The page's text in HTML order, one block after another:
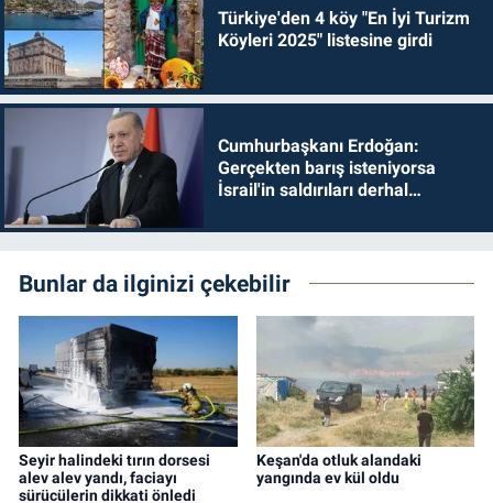
Türkiye'den 4 köy "En İyi Turizm
Köyleri 2025" listesine girdi
Cumhurbaşkanı Erdoğan:
Gerçekten barış isteniyorsa
İsrail'in saldırıları derhal
Bunlar da ilginizi çekebilir
Seyir halindeki tırın dorsesi
alev alev yandı, faciayı
sürücülerin dikkati önledi
Keşan'da otluk alandaki
yangında ev kül oldu